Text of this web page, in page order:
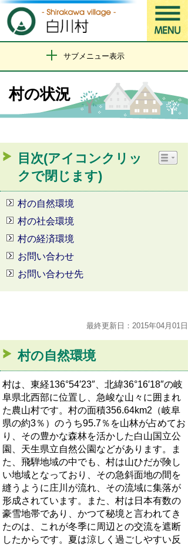
サブメニュー表示
村の状況
目次(アイコンクリッ
クで閉じます)
村の自然環境
村の社会環境
村の経済環境
お問い合わせ
お問い合わせ先
最終更新日：2015年04月01日
村の自然環境
村は、東経136°54′23″、北緯36°16′18″の岐
阜県北西部に位置し、急峻な山々に囲まれ
た農山村です。村の面積356.64km2（岐阜
県の約3％）のうち95.7％を山林が占めてお
り、その豊かな森林を活かした白山国立公
園、天生県立自然公園などがあります。ま
た、飛騨地域の中でも、村は山ひだが険し
い地域となっており、その急斜面地の間を
縫うように庄川が流れ、その流域に集落が
形成されています。また、村は日本有数の
豪雪地帯であり、かつて秘境と言われてき
たのは、これが冬季に周辺との交流を遮断
したからです。夏は涼しく過ごしやすい反